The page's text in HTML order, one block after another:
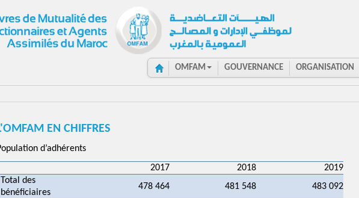
OMFAM GOUVERNANCE ORGANISATION
EN CHIFFRES
d’adhérents
2017 2018
2019
Total des
bénéficiaires
478 464 481 548
483 092